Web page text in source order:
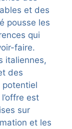
et des
pousse les
qui
faire.
italiennes,
des
potentiel
est
sur
et les